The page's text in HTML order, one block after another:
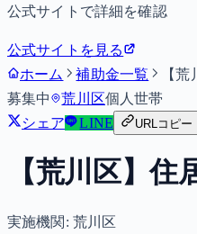
公式サイトで詳細を確認
公式サイトを見る
ホーム
補助金一覧
【
募集中
荒川区個人世帯
シェア
LINE URLコピー
【荒川区】住
実施機関: 荒川区